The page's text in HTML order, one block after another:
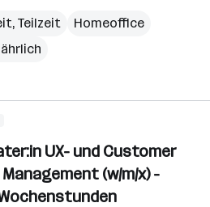
Teilzeit
Homeoffice
UX- und Customer
(w/m/x) -